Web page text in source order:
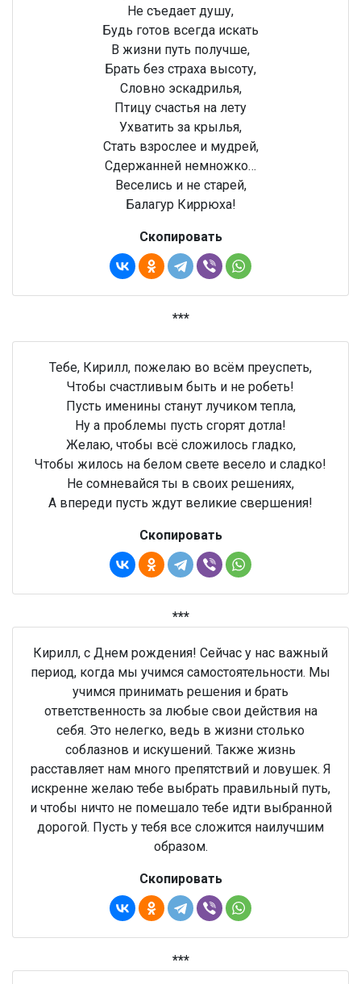
Не съедает душу,
Будь готов всегда искать
В жизни путь получше,
Брать без страха высоту,
Словно эскадрилья,
Птицу счастья на лету
Ухватить за крылья,
Стать взрослее и мудрей,
Сдержанней немножко…
Веселись и не старей,
Балагур Киррюха!
Скопировать
***
Тебе, Кирилл, пожелаю во всём преуспеть,
Чтобы счастливым быть и не робеть!
Пусть именины станут лучиком тепла,
Ну а проблемы пусть сгорят дотла!
Желаю, чтобы всё сложилось гладко,
Чтобы жилось на белом свете весело и сладко!
Не сомневайся ты в своих решениях,
А впереди пусть ждут великие свершения!
Скопировать
***
Кирилл, с Днем рождения! Сейчас у нас важный
период, когда мы учимся самостоятельности. Мы
учимся принимать решения и брать
ответственность за любые свои действия на
себя. Это нелегко, ведь в жизни столько
соблазнов и искушений. Также жизнь
расставляет нам много препятствий и ловушек. Я
искренне желаю тебе выбрать правильный путь,
и чтобы ничто не помешало тебе идти выбранной
дорогой. Пусть у тебя все сложится наилучшим
образом.
Скопировать
***